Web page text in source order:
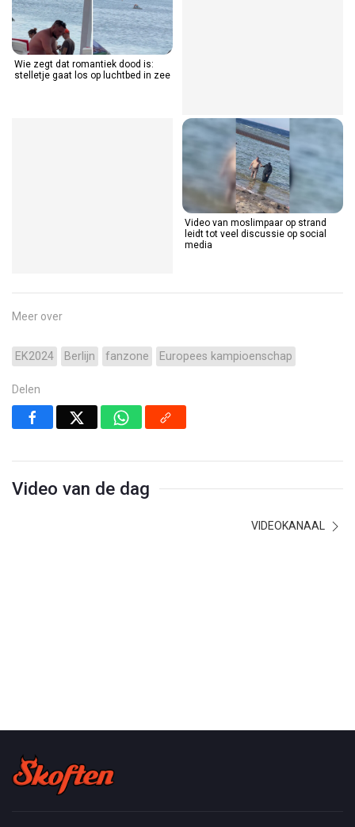
Wie zegt dat romantiek dood is:
stelletje gaat los op luchtbed in zee
Video van moslimpaar op strand
leidt tot veel discussie op social
media
Meer over
EK2024 Berlijn fanzone Europees kampioenschap
Delen
Video van de dag
VIDEOKANAAL